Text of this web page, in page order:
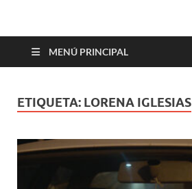
Cine maldito
MENÚ PRINCIPAL
ETIQUETA: LORENA IGLESIAS